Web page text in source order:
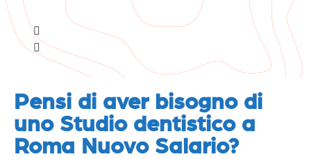
Pensi di aver bisogno di
uno Studio dentistico a
Roma Nuovo Salario?